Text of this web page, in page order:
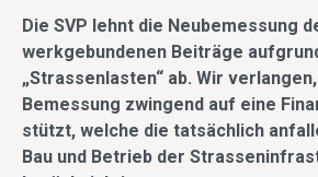
Die SVP lehnt die Neubemessung
werkgebundenen Beiträge
„Strassenlasten“ ab. Wir
Bemessung zwingend auf eine
stützt, welche die tatsächlich
Bau und Betrieb der